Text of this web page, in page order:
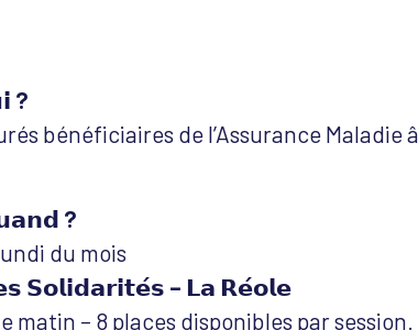
?
bénéficiaires de l’Assurance Maladie
?
du mois
𝗦𝗼𝗹𝗶𝗱𝗮𝗿𝗶𝘁𝗲́𝘀 – 𝗟𝗮 𝗥𝗲́𝗼𝗹𝗲
matin – 8 places disponibles par session.